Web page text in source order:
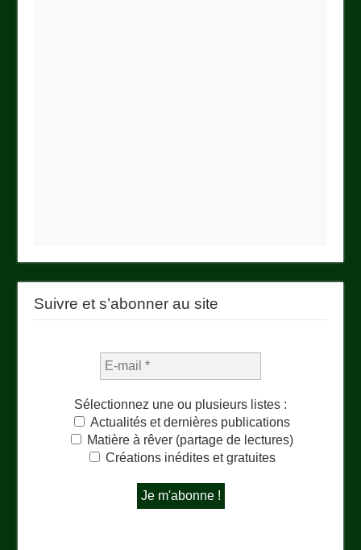
Suivre et s’abonner au site
Sélectionnez une ou plusieurs listes :
Actualités et dernières publications
Matière à rêver (partage de lectures)
Créations inédites et gratuites